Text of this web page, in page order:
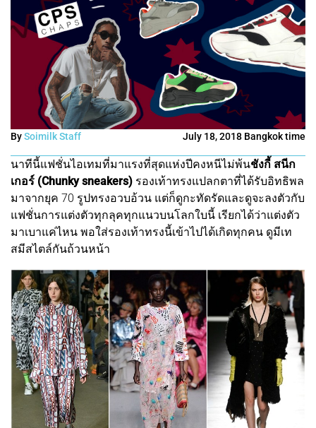
BySoimilk Staff July 18, 2018 Bangkok time
นาทีนี้แฟชั่นไอเทมที่มาแรงที่สุดแห่งปีคงหนีไม่พ้นชังกี้ สนีก
เกอร์ (Chunky sneakers) รองเท้าทรงแปลกตาที่ได้รับอิทธิพล
มาจากยุค 70 รูปทรงอวบอ้วน แต่ก็ดูกะทัดรัดและดูจะลงตัวกับ
แฟชั่นการแต่งตัวทุกลุคทุกแนวบนโลกใบนี้ เรียกได้ว่าแต่งตัว
มาเบาแค่ไหน พอใส่รองเท้าทรงนี้เข้าไปได้เกิดทุกคน ดูมีเท
สมีสไตล์กันถ้วนหน้า